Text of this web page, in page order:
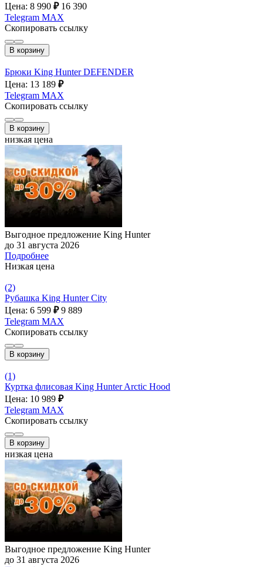
Цена: 8 990 ₽ 16 390
Telegram MAX
Скопировать ссылку
В корзину
Брюки King Hunter DEFENDER
Цена: 13 189 ₽
Telegram MAX
Скопировать ссылку
В корзину
низкая цена
Выгодное предложение King Hunter
до 31 августа 2026
Подробнее
Низкая цена
(2)
Рубашка King Hunter City
Цена: 6 599 ₽ 9 889
Telegram MAX
Скопировать ссылку
В корзину
(1)
Куртка флисовая King Hunter Arctic Hood
Цена: 10 989 ₽
Telegram MAX
Скопировать ссылку
В корзину
низкая цена
Выгодное предложение King Hunter
до 31 августа 2026